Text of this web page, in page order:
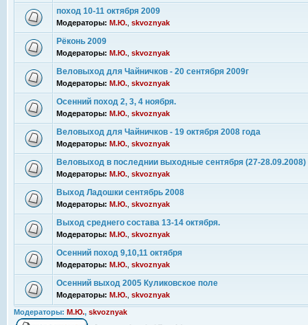
поход 10-11 октября 2009
Модераторы: М.Ю. skvoznyak
Рёконь 2009
Модераторы: М.Ю. skvoznyak
Веловыход для Чайничков - 20 сентября 2009г
Модераторы: М.Ю. skvoznyak
Осенний поход 2, 3, 4 ноября.
Модераторы: М.Ю. skvoznyak
Веловыход для Чайничков - 19 октября 2008 года
Модераторы: М.Ю. skvoznyak
Веловыход в последнии выходные сентября (27-28.09.2008)
Модераторы: М.Ю. skvoznyak
Выход Ладошки сентябрь 2008
Модераторы: М.Ю. skvoznyak
Выход среднего состава 13-14 октября.
Модераторы: М.Ю. skvoznyak
Осенний поход 9,10,11 октября
Модераторы: М.Ю. skvoznyak
Осенний выход 2005 Куликовское поле
Модераторы: М.Ю. skvoznyak
Модераторы: М.Ю., skvoznyak